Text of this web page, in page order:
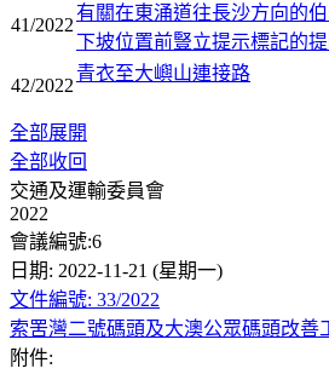
41/2022
有關在東涌道往長沙方向的
下坡位置前豎立提示標記的提
42/2022
青衣至大嶼山連接路
全部展開
全部收回
交通及運輸委員會
2022
會議編號:6
日期: 2022-11-21 (星期一)
文件編號: 33/2022
索罟灣二號碼頭及大澳公眾碼頭改善
附件: